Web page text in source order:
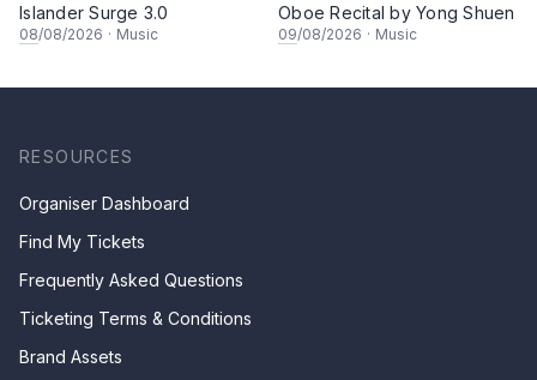
Islander Surge 3.0
08/08/2026 · Music
Oboe Recital by Yong Shuen
09/08/2026 · Music
RESOURCES
Organiser Dashboard
Find My Tickets
Frequently Asked Questions
Ticketing Terms & Conditions
Brand Assets